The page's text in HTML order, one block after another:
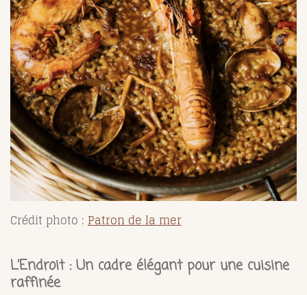
Crédit photo : Patron de la mer
L’Endroit : Un cadre élégant pour une cuisine
raffinée